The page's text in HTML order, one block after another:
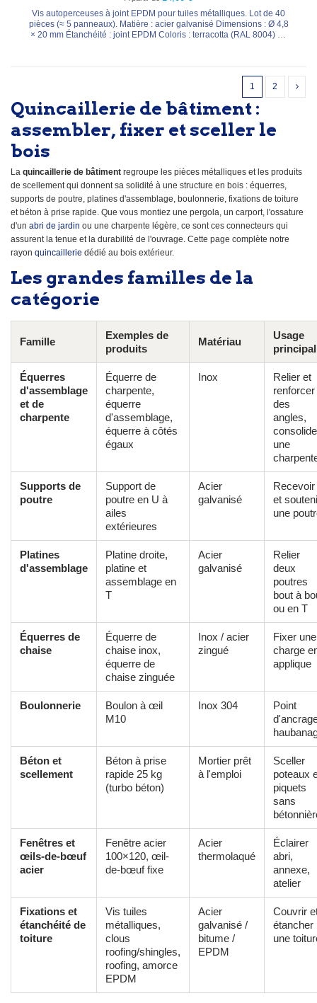
Vis autoperceuses à joint EPDM pour tuiles métalliques. Lot de 40
pièces (≈ 5 panneaux). Matière : acier galvanisé Dimensions : Ø 4,8
× 20 mm Étanchéité : joint EPDM Coloris : terracotta (RAL 8004) ou
1 2
Quincaillerie de bâtiment :
assembler, fixer et sceller le
bois
La quincaillerie de bâtiment regroupe les pièces métalliques et les produits
de scellement qui donnent sa solidité à une structure en bois : équerres,
supports de poutre, platines d'assemblage, boulonnerie, fixations de toiture
et béton à prise rapide. Que vous montiez une pergola, un carport, l'ossature
d'un abri de jardin ou une charpente légère, ce sont ces connecteurs qui
assurent la tenue et la durabilité de l'ouvrage. Cette page complète notre
rayon quincaillerie dédié au bois extérieur.
Les grandes familles de la
catégorie
Famille
Exemples de
produits
Matériau
Usage
principal
Équerres
d'assemblage
et de
charpente
Équerre de
charpente,
équerre
d'assemblage,
équerre à côtés
égaux
Inox
Relier et
renforcer
des
angles,
une
Supports de
poutre
Support de
poutre en U à
ailes
extérieures
Acier
galvanisé
Recevoir
et
une
Platines
d'assemblage
Platine droite,
platine et
assemblage en
T
Acier
galvanisé
Relier
deux
poutres
bout à
ou en T
Équerres de
chaise
Équerre de
chaise inox,
équerre de
chaise zinguée
Inox / acier
zingué
Fixer une
charge
applique
Boulonnerie
Boulon à œil
M10
Inox 304
Point
Béton et
scellement
Béton à prise
rapide 25 kg
(turbo béton)
Mortier prêt
à l'emploi
Sceller
poteaux
piquets
sans
Fenêtres et
œils-de-bœuf
acier
Fenêtre acier
100×120, œil-
de-bœuf fixe
Acier
thermolaqué
Éclairer
abri,
annexe,
atelier
Fixations et
étanchéité de
toiture
Vis tuiles
métalliques,
clous
roofing/shingles,
roofing, amorce
EPDM
Acier
galvanisé /
bitume /
EPDM
Couvrir
étancher
une